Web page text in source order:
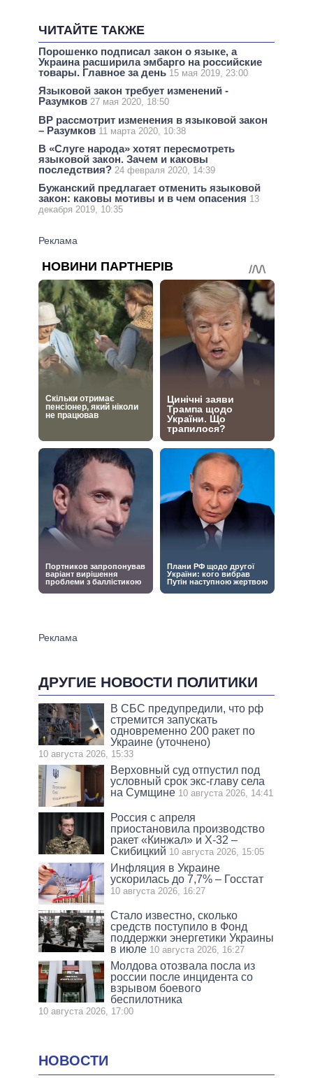
ЧИТАЙТЕ ТАКЖЕ
Порошенко подписал закон о языке, а
Украина расширила эмбарго на российские
товары. Главное за день 15 мая 2019, 23:00
Языковой закон требует изменений -
Разумков 27 мая 2020, 18:50
ВР рассмотрит изменения в языковой закон
– Разумков 11 марта 2020, 10:38
В «Слуге народа» хотят пересмотреть
языковой закон. Зачем и каковы
последствия? 24 февраля 2020, 14:39
Бужанский предлагает отменить языковой
закон: каковы мотивы и в чем опасения 13
декабря 2019, 10:35
ДРУГИЕ НОВОСТИ ПОЛИТИКИ
В СБС предупредили, что рф
стремится запускать
одновременно 200 ракет по
Украине (уточнено)
10 августа 2026, 15:33
Верховный суд отпустил под
условный срок экс-главу села
на Сумщине 10 августа 2026, 14:41
Россия с апреля
приостановила производство
ракет «Кинжал» и Х-32 –
Скибицкий 10 августа 2026, 15:05
Инфляция в Украине
ускорилась до 7,7% – Госстат
10 августа 2026, 16:27
Стало известно, сколько
средств поступило в Фонд
поддержки энергетики Украины
в июле 10 августа 2026, 16:27
Молдова отозвала посла из
россии после инцидента со
взрывом боевого
беспилотника
10 августа 2026, 17:00
НОВОСТИ